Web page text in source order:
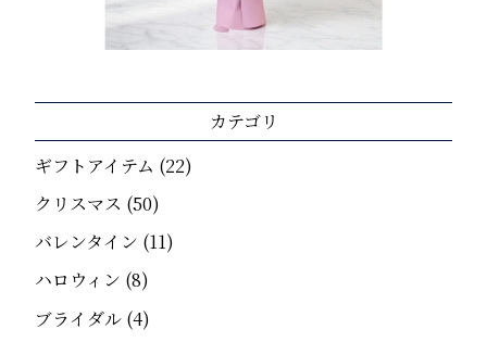
カテゴリ
ギフトアイテム (22)
クリスマス (50)
バレンタイン (11)
ハロウィン (8)
ブライダル (4)